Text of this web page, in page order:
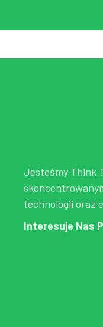
Jesteśmy Think
technologii oraz
Interesuje Nas